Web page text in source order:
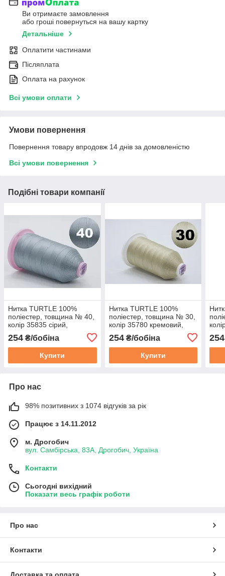
Ви отримаєте замовлення
або гроші повернуться на вашу картку
Детальніше
Оплатити частинами
Післяплата
Оплата на рахунок
Всі умови оплати
Умови повернення
Повернення товару впродовж 14 днів за домовленістю
Всі умови повернення
Подібні товари компанії
Нитка TURTLE 100%
поліестер, товщина № 40,
колір 35835 сірий,
Туреччина
254 ₴/бобіна
Купити
Нитка TURTLE 100%
поліестер, товщина № 30,
колір 35780 кремовий,
Туреччина
254₴/бобіна
Купити
254
Про нас
98% позитивних з 1074 відгуків за рік
Працює з 14.11.2012
м. Дрогобич
вул. Самбірська, 83А, Дрогобич, Україна
Контакти
Сьогодні вихідний
Показати весь графік роботи
Про нас
Контакти